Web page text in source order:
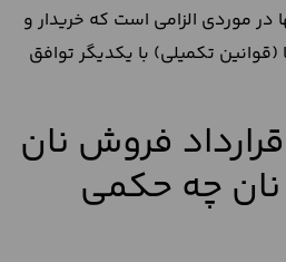
در موردی الزامی است که خریدار و
تکمیلی) با یکدیگر توافق
فروش نان
نان چه حکمی